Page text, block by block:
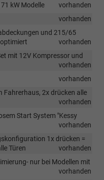
kW Modelle
vorhanden
vorhanden
und 215/65
vorhanden
mit 12V Kompressor und
vorhanden
vorhanden
2x drücken alle
vorhanden
Start System "Kessy
vorhanden
1x drücken =
Türen
vorhanden
nur bei Modellen mit
vorhanden